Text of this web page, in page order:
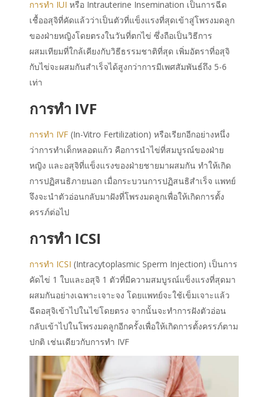
การทำ IUI หรือ Intrauterine Insemination เป็นการฉีด
เชื้ออสุจิที่คัดแล้วว่าเป็นตัวที่แข็งแรงที่สุดเข้าสู่โพรงมดลูก
ของฝ่ายหญิงโดยตรงในวันที่ตกไข่ ซึ่งถือเป็นวิธีการ
ผสมเทียมที่ใกล้เคียงกับวิธีธรรมชาติที่สุด เพิ่มอัตราที่อสุจิ
กับไข่จะผสมกันสำเร็จได้สูงกว่าการมีเพศสัมพันธ์ถึง 5-6
เท่า
การทำ IVF
การทำ IVF (In-Vitro Fertilization) หรือเรียกอีกอย่างหนึ่ง
ว่าการทำเด็กหลอดแก้ว คือการนำไข่ที่สมบูรณ์ของฝ่าย
หญิง และอสุจิที่แข็งแรงของฝ่ายชายมาผสมกัน ทำให้เกิด
การปฏิสนธิภายนอก เมื่อกระบวนการปฏิสนธิสำเร็จ แพทย์
จึงจะนำตัวอ่อนกลับมาฝังที่โพรงมดลูกเพื่อให้เกิดการตั้ง
ครรภ์ต่อไป
การทำ ICSI
การทำ ICSI (Intracytoplasmic Sperm Injection) เป็นการ
คัดไข่ 1 ใบและอสุจิ 1 ตัวที่มีความสมบูรณ์แข็งแรงที่สุดมา
ผสมกันอย่างเฉพาะเจาะจง โดยแพทย์จะใช้เข็มเจาะแล้ว
ฉีดอสุจิเข้าไปในไข่โดยตรง จากนั้นจะทำการฝังตัวอ่อน
กลับเข้าไปในโพรงมดลูกอีกครั้งเพื่อให้เกิดการตั้งครรภ์ตาม
ปกติ เช่นเดียวกับการทำ IVF